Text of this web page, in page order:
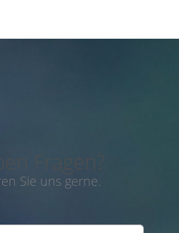
Fragen?
Sie uns gerne.